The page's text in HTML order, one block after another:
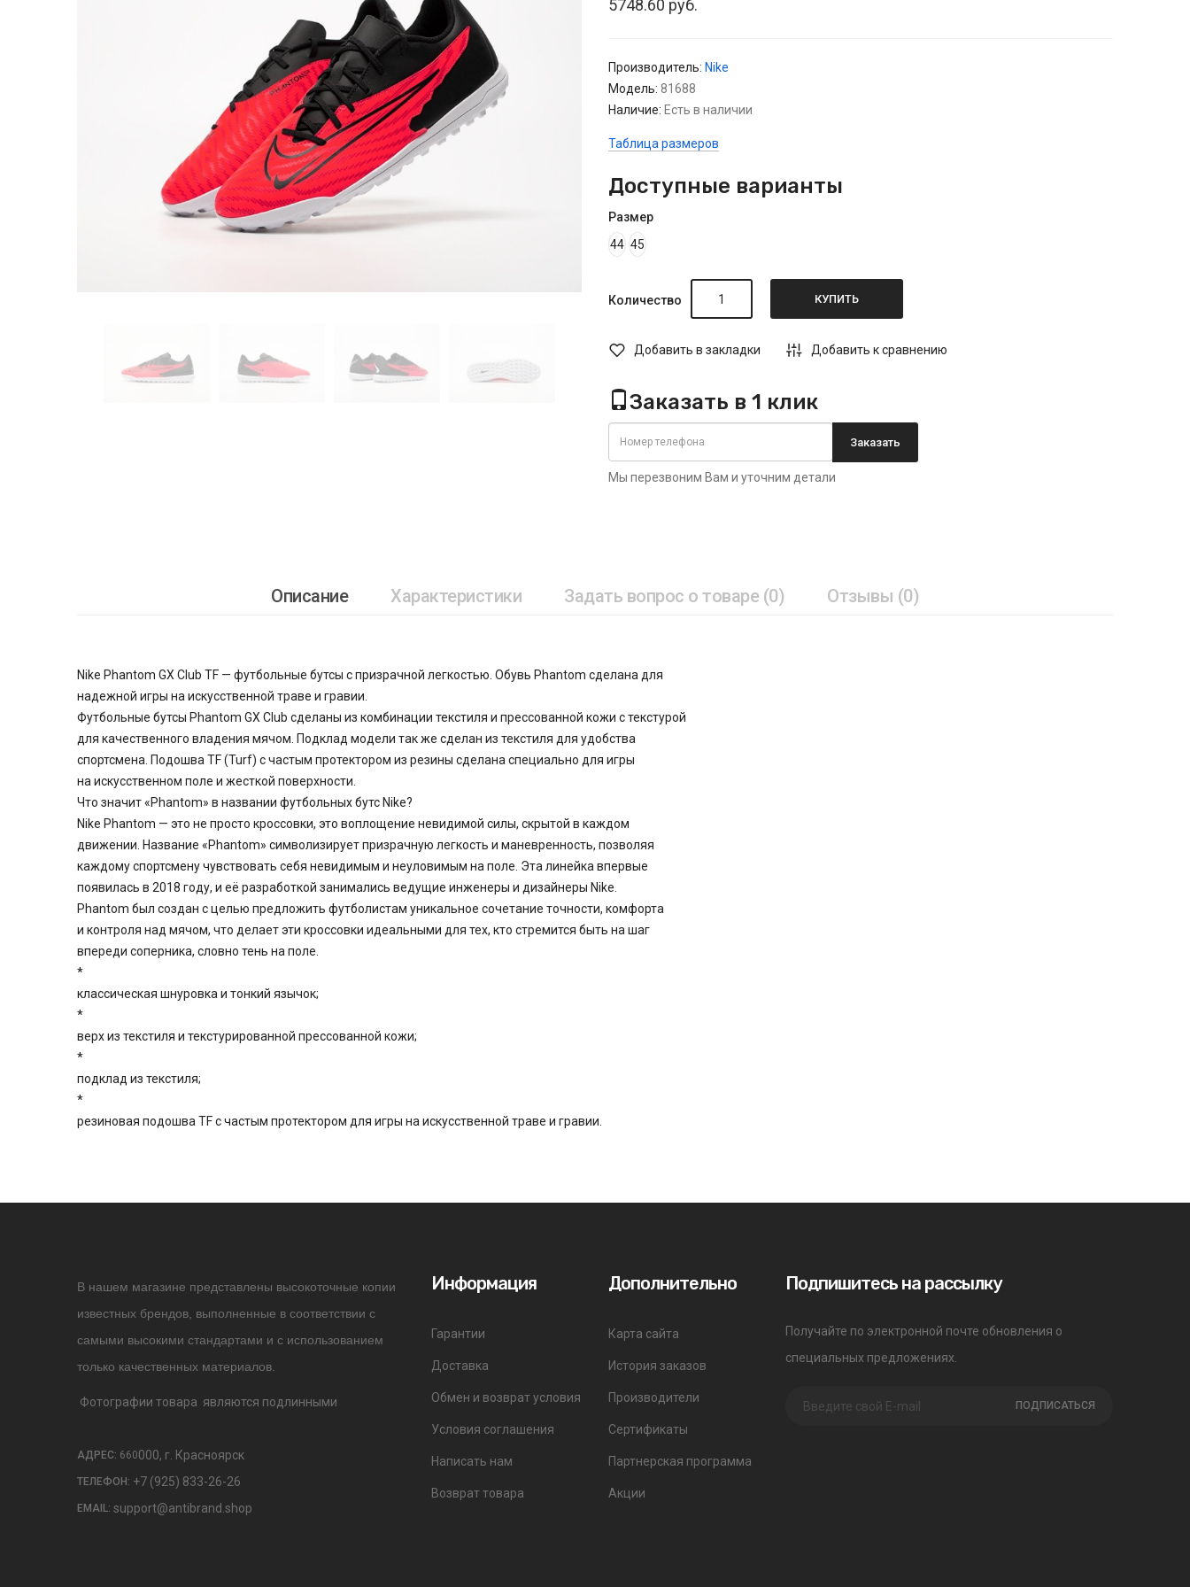
5748.60 руб.
Производитель: Nike
Модель: 81688
Наличие: Есть в наличии
Таблица размеров
Доступные варианты
Размер
44 45
Количество КУПИТЬ
Добавить в закладки Добавить к сравнению
Заказать в 1 клик
Заказать
Мы перезвоним Вам и уточним детали
Описание Характеристики Задать вопрос о товаре (0) Отзывы (0)
Nike Phantom GX Club TF — футбольные бутсы с призрачной легкостью. Обувь Phantom сделана для
надежной игры на искусственной траве и гравии.
Футбольные бутсы Phantom GX Club сделаны из комбинации текстиля и прессованной кожи с текстурой
для качественного владения мячом. Подклад модели так же сделан из текстиля для удобства
спортсмена. Подошва TF (Turf) с частым протектором из резины сделана специально для игры
на искусственном поле и жесткой поверхности.
Что значит «Phantom» в названии футбольных бутс Nike?
Nike Phantom — это не просто кроссовки, это воплощение невидимой силы, скрытой в каждом
движении. Название «Phantom» символизирует призрачную легкость и маневренность, позволяя
каждому спортсмену чувствовать себя невидимым и неуловимым на поле. Эта линейка впервые
появилась в 2018 году, и её разработкой занимались ведущие инженеры и дизайнеры Nike.
Phantom был создан с целью предложить футболистам уникальное сочетание точности, комфорта
и контроля над мячом, что делает эти кроссовки идеальными для тех, кто стремится быть на шаг
впереди соперника, словно тень на поле.
*
классическая шнуровка и тонкий язычок;
*
верх из текстиля и текстурированной прессованной кожи;
*
подклад из текстиля;
*
резиновая подошва TF с частым протектором для игры на искусственной траве и гравии.
В нашем магазине представлены высокоточные копии
известных брендов, выполненные в соответствии с
самыми высокими стандартами и с использованием
только качественных материалов.
Фотографии товара являются подлинными
АДРЕС: 660000, г. Красноярск
ТЕЛЕФОН: +7 (925) 833-26-26
EMAIL: support@antibrand.shop
Информация
Гарантии
Доставка
Обмен и возврат условия
Условия соглашения
Написать нам
Возврат товара
Дополнительно
Карта сайта
История заказов
Производители
Сертификаты
Партнерская программа
Акции
Подпишитесь на рассылку
Получайте по электронной почте обновления о
специальных предложениях.
ПОДПИСАТЬСЯ